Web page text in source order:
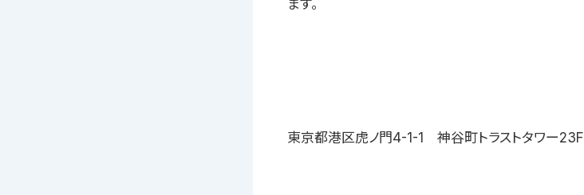
ます。
東京都港区虎ノ門4-1-1 神谷町トラストタワー23F